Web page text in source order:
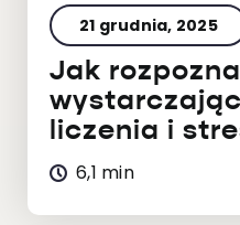
21 grudnia, 2025
Jak
liczenia i
6,1 min